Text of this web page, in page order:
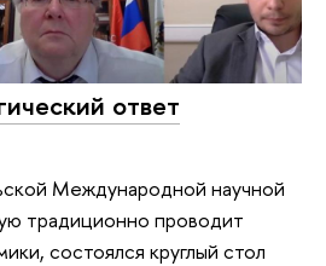
ответ
Международной научной
традиционно проводит
состоялся круглый стол